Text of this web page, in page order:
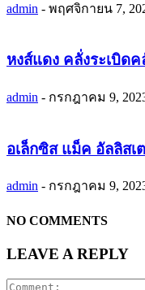
admin - พฤศจิกายน 7,
หงส์แดง คลั่งระเบิดค
admin - กรกฎาคม 9,
อเล็กซิส แม็ค อัลลิสเ
admin - กรกฎาคม 9,
NO COMMENTS
LEAVE A REPLY